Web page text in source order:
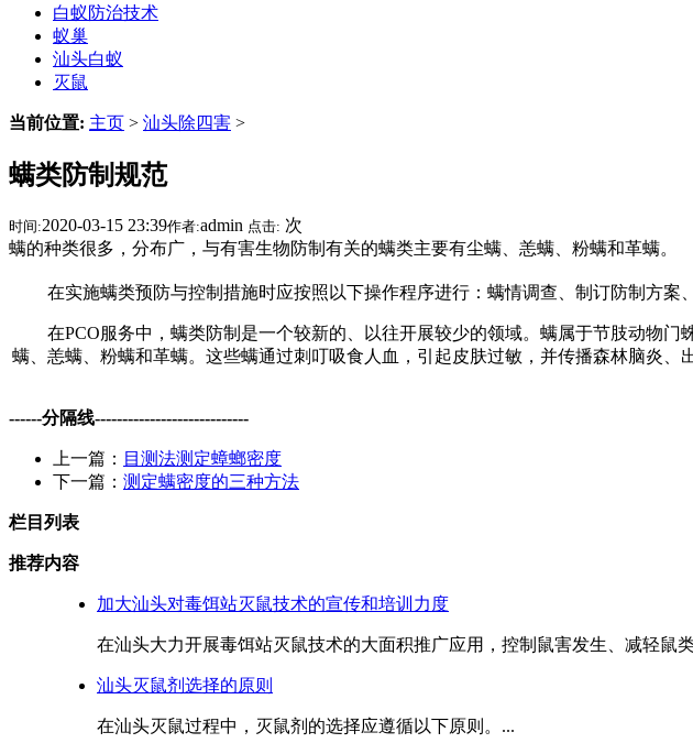
白蚁防治技术
蚁巢
汕头白蚁
灭鼠
当前位置: 主页 > 汕头除四害 >
螨类防制规范
时间:2020-03-15 23:39作者:admin 点击: 次
螨的种类很多，分布广，与有害生物防制有关的螨类主要有尘螨、恙螨、粉螨和革螨。
在实施螨类预防与控制措施时应按照以下操作程序进行：螨情调查、制订防制方案
在PCO服务中，螨类防制是一个较新的、以往开展较少的领域。螨属于节肢动物门
螨、恙螨、粉螨和革螨。这些螨通过刺叮吸食人血，引起皮肤过敏，并传播森林脑炎
------分隔线----------------------------
上一篇： 目测法测定蟑螂密度
下一篇： 测定螨密度的三种方法
栏目列表
推荐内容
加大汕头对毒饵站灭鼠技术的宣传和培训力度
在汕头大力开展毒饵站灭鼠技术的大面积推广应用，控制鼠害发生、减轻鼠
汕头灭鼠剂选择的原则
在汕头灭鼠过程中，灭鼠剂的选择应遵循以下原则。...